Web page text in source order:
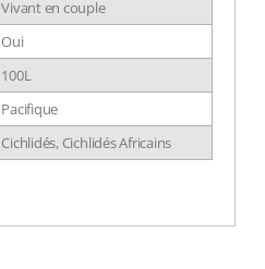
Vivant en couple
Oui
100L
Pacifique
Cichlidés, Cichlidés Africains